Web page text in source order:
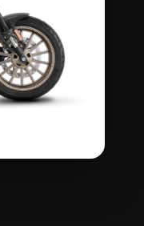
τεχνολογικά
χαμηλή ...